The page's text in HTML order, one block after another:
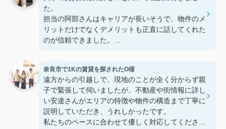
た。
担当の阿部さんはキャリアが長いそうで、物件のメ
リットだけでなくデメリットも正直に話してくれた
のが信頼できました。
す。
奈良市で1Kの賃貸を探されたO様
遠方からの引越しで、現地のことが全く分からず親
子で緊張して伺いましたが、不動産や街情報に詳し
い安達さんがエリアの特徴や物件の構造まで丁寧に
説明していただき、うれしかったです。
私たちのペースに合わせて優しく対応してくださっ